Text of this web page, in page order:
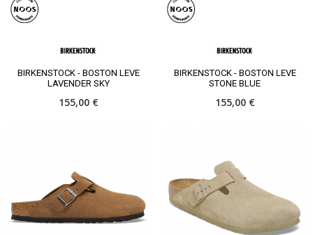
BIRKENSTOCK - BOSTON LEVE
LAVENDER SKY
155,00 €
BIRKENSTOCK - BOSTON LEVE
STONE BLUE
155,00 €